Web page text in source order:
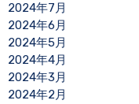
2024年7月
2024年6月
2024年5月
2024年4月
2024年3月
2024年2月